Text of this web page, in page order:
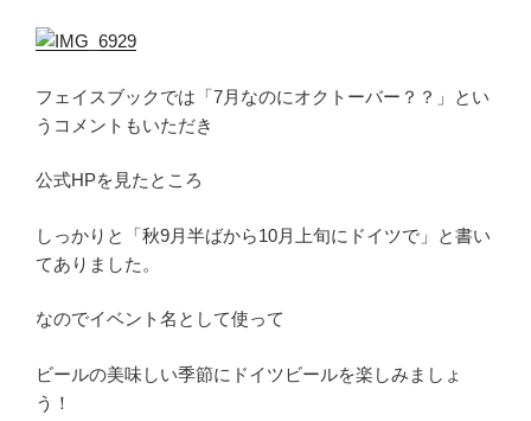
フェイスブックでは「7月なのにオクトーバー？？」とい
うコメントもいただき
公式HPを見たところ
しっかりと「秋9月半ばから10月上旬にドイツで」と書い
てありました。
なのでイベント名として使って
ビールの美味しい季節にドイツビールを楽しみましょ
う！